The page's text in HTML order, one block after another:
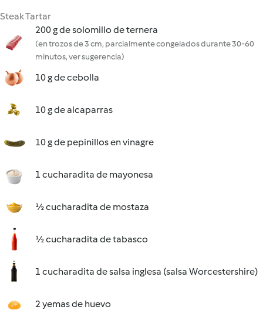
Steak Tartar
200 g de solomillo de ternera
(en trozos de 3 cm, parcialmente congelados durante 30-60
minutos, ver sugerencia)
10 g de cebolla
10 g de alcaparras
10 g de pepinillos en vinagre
1 cucharadita de mayonesa
½ cucharadita de mostaza
½ cucharadita de tabasco
1 cucharadita de salsa inglesa (salsa Worcestershire)
2 yemas de huevo